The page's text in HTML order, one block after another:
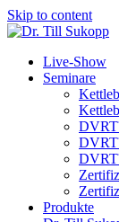
Skip to content
Live-Show
Seminare
Produkte